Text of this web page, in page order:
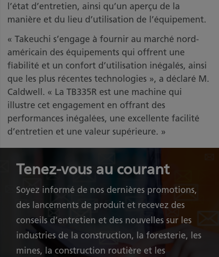
l’état d’entretien, ainsi qu’un aperçu de la
manière et du lieu d’utilisation de l’équipement.
« Takeuchi s’engage à fournir au marché nord-
américain des équipements qui offrent une
fiabilité et un confort d’utilisation inégalés, ainsi
que les plus récentes technologies », a déclaré M.
Caldwell. « La TB335R est une machine qui
illustre cet engagement en offrant des
performances inégalées, une excellente facilité
d’entretien et une valeur supérieure. »
Tenez-vous au courant
Soyez informé de nos dernières promotions,
des lancements de produit et recevez des
conseils d’entretien et des nouvelles sur les
industries de la construction, la foresterie, les
mines, la construction routière et les